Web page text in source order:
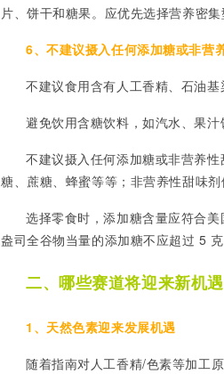
片、饼干和糖果。应优先选择营养密
6、不建议摄入任何添加糖或非营
不建议食用含有人工香精、石油
避免饮用含糖饮料，如汽水、果汁
不建议摄入任何添加糖或非营养性
糖、蔗糖、蜂蜜等等；非营养性甜味剂
选择零食时，添加糖含量应符合
盎司全谷物当量的添加糖不应超过 5
二、哪些赛道将迎来新机
1、天然色素迎来发展机遇
随着指南对人工香精/色素等加工